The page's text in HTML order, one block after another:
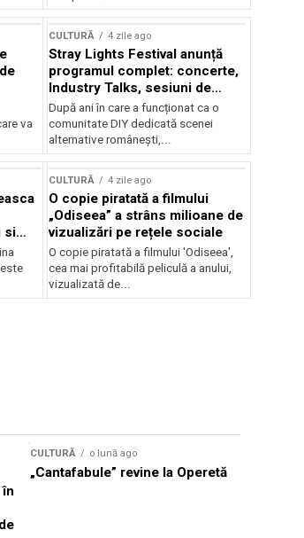
va
CULTURĂ 4 zile ago
Stray Lights Festival anunță
programul complet: concerte,
Industry Talks, sesiuni de
audiție și noi opțiuni de
participare pentru public
După ani în care a funcționat ca o
comunitate DIY dedicată scenei
alternative românești,...
si
2
din
CULTURĂ 4 zile ago
O copie piratată a filmului
„Odiseea” a strâns milioane de
vizualizări pe rețele sociale
O copie piratată a filmului 'Odiseea',
cea mai profitabilă peliculă a anului,
vizualizată de...
CULTURĂ o lună ago
„Cantafabule” revine la Operetă